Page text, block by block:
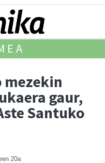
mezekin
gaur,
Santuko
20a